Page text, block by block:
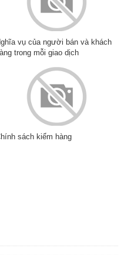
vụ của người bán và khách
trong mỗi giao dịch
sách kiểm hàng